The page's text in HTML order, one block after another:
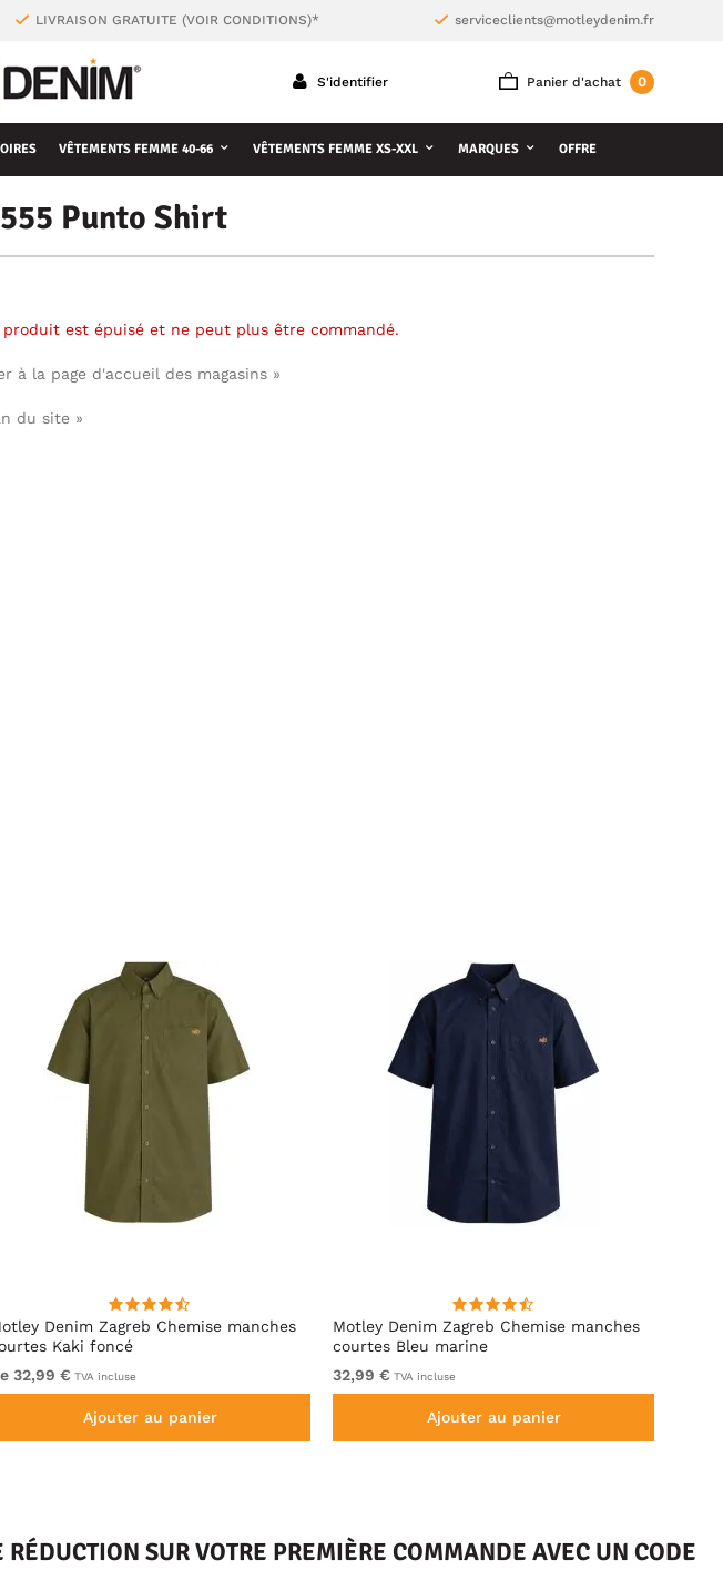
LIVRAISON GRATUITE (VOIR CONDITIONS)* serviceclients@motleydenim.fr
Panier d'achat 0
S'identifier
VÊTEMENTS FEMME 40-66 VÊTEMENTS FEMME XS-XXL MARQUES OFFRE
Punto Shirt
produit est épuisé et ne peut plus être commandé.
à la page d'accueil des magasins »
du site »
Denim Zagreb Chemise manches
Kaki foncé
32,99 € TVA incluse
Ajouter au panier
Motley Denim Zagreb Chemise manches
courtes Bleu marine
32,99 € TVA incluse
Ajouter au panier
SUR VOTRE PREMIÈRE COMMANDE AVEC UN CODE